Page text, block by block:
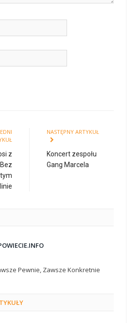
z
NASTĘPNY ARTYKUŁ
Koncert zespołu
Gang Marcela
Pewnie, Zawsze Konkretnie